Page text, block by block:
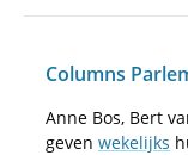
Columns
Anne Bos, Bert
geven wekelijks